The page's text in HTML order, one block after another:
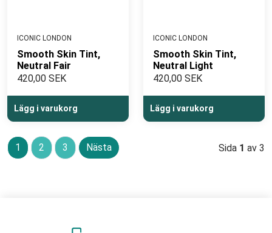
ICONIC LONDON
Smooth Skin Tint,
Neutral Fair
420,00 SEK
Lägg i varukorg
ICONIC LONDON
Smooth Skin Tint,
Neutral Light
420,00 SEK
Lägg i varukorg
1 2 3 Nästa Sida 1 av 3